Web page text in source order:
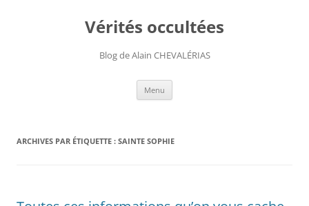
Vérités occultées
Blog de Alain CHEVALÉRIAS
Menu
ARCHIVES PAR ÉTIQUETTE : SAINTE SOPHIE